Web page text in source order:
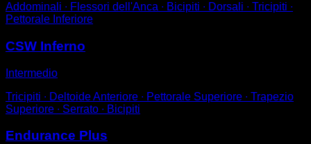
Addominali ∙ Flessori dell'Anca ∙ Bicipiti ∙ Dorsali ∙ Tricipiti ∙
Pettorale Inferiore
CSW Inferno
Intermedio
Tricipiti ∙ Deltoide Anteriore ∙ Pettorale Superiore ∙ Trapezio
Superiore ∙ Serrato ∙ Bicipiti
Endurance Plus